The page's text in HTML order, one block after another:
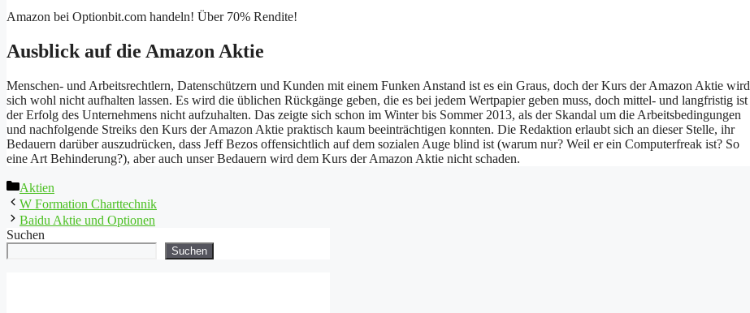
Amazon bei Optionbit.com handeln! Über 70% Rendite!
Ausblick auf die Amazon Aktie
Menschen- und Arbeitsrechtlern, Datenschützern und Kunden mit einem Funken Anstand ist es ein Graus, doch der Kurs der Amazon Aktie wird
sich wohl nicht aufhalten lassen. Es wird die üblichen Rückgänge geben, die es bei jedem Wertpapier geben muss, doch mittel- und langfristig ist
der Erfolg des Unternehmens nicht aufzuhalten. Das zeigte sich schon im Winter bis Sommer 2013, als der Skandal um die Arbeitsbedingungen
und nachfolgende Streiks den Kurs der Amazon Aktie praktisch kaum beeinträchtigen konnten. Die Redaktion erlaubt sich an dieser Stelle, ihr
Bedauern darüber auszudrücken, dass Jeff Bezos offensichtlich auf dem sozialen Auge blind ist (warum nur? Weil er ein Computerfreak ist? So
eine Art Behinderung?), aber auch unser Bedauern wird dem Kurs der Amazon Aktie nicht schaden.
Kategorien
Aktien
W Formation Charttechnik
Baidu Aktie und Optionen
Suchen
Suchen